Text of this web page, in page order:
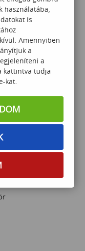
használatába,
is
Amennyiben
a
a
kattintva tudja
kat.